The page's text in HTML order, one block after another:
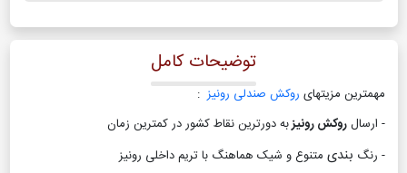
توضیحات کامل
مهمترین مزیتهای روکش صندلی رونیز :
- ارسالروکش رونیزبه دورترین نقاط کشور در کمترین زمان
- رنگ بندی متنوع و شیک هماهنگ با تریم داخلی رونیز